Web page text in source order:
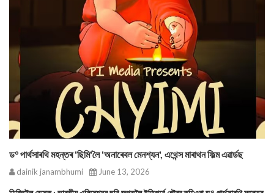
ড° পাৰ্থসাৰথি মহন্তৰ 'ছিমি'লৈ 'অনাৰেবল মেনশ্যন', এথেন্স মাৰাথন ফিল্ম এৱাৰ্ডছ
dainik janambhumi June 13, 2026